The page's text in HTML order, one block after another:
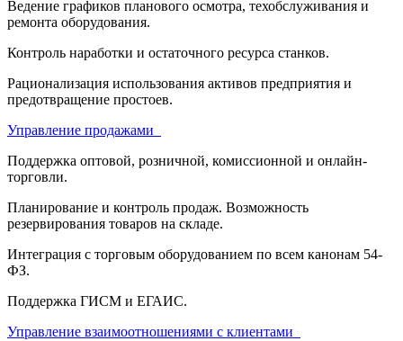
Ведение графиков планового осмотра, техобслуживания и
ремонта оборудования.
Контроль наработки и остаточного ресурса станков.
Рационализация использования активов предприятия и
предотвращение простоев.
Управление продажами
Поддержка оптовой, розничной, комиссионной и онлайн-
торговли.
Планирование и контроль продаж. Возможность
резервирования товаров на складе.
Интеграция с торговым оборудованием по всем канонам 54-
ФЗ.
Поддержка ГИСМ и ЕГАИС.
Управление взаимоотношениями с клиентами